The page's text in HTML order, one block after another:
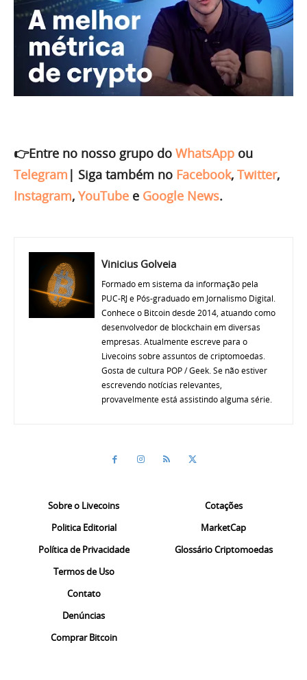
👉Entre no nosso grupo do WhatsApp ou
Telegram | Siga também no Facebook, Twitter,
Instagram, YouTube e Google News.
Vinicius Golveia
Formado em sistema da informação pela
PUC-RJ e Pós-graduado em Jornalismo Digital.
Conhece o Bitcoin desde 2014, atuando como
desenvolvedor de blockchain em diversas
empresas. Atualmente escreve para o
Livecoins sobre assuntos de criptomoedas.
Gosta de cultura POP / Geek. Se não estiver
escrevendo notícias relevantes,
provavelmente está assistindo alguma série.
Sobre o Livecoins
Politica Editorial
Política de Privacidade
Termos de Uso
Contato
Denúncias
Comprar Bitcoin
Cotações
MarketCap
Glossário Criptomoedas